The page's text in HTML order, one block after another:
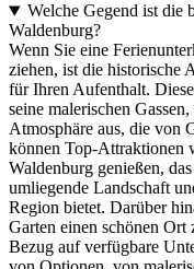
Welche Gegend ist die
Waldenburg?
Wenn Sie eine
ziehen, ist die historische
für Ihren Aufenthalt.
seine malerischen
Atmosphäre aus, die von
können Top-Attraktionen
Waldenburg genießen,
umliegende Landschaft
Region bietet. Darüber
Garten einen schönen
Bezug auf verfügbare